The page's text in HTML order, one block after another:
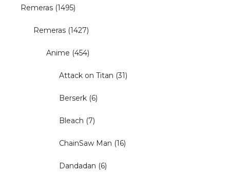
Remeras (1495)
Remeras (1427)
Anime (454)
Attack on Titan (31)
Berserk (6)
Bleach (7)
ChainSaw Man (16)
Dandadan (6)